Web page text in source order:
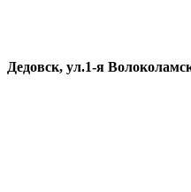
Дедовск, ул.1-я